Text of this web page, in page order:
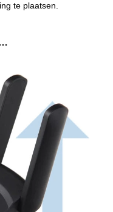
te plaatsen.